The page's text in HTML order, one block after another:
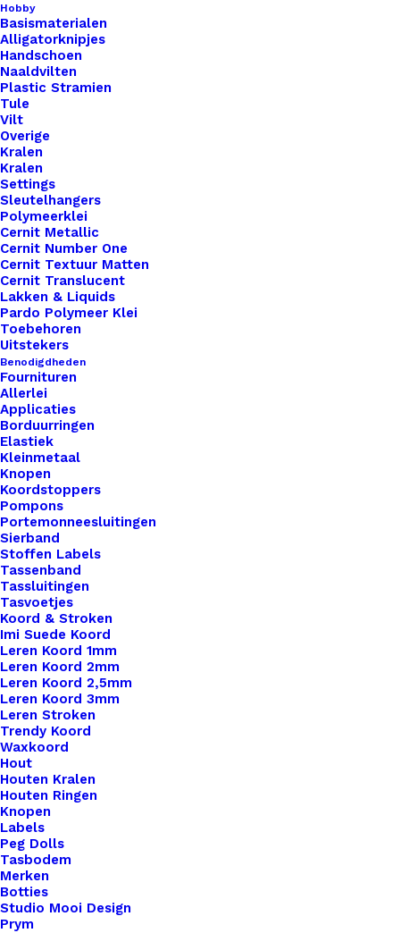
Hobby
Basismaterialen
Alligatorknipjes
Handschoen
Naaldvilten
Plastic Stramien
Tule
Vilt
Overige
Kralen
Kralen
Settings
Sleutelhangers
Polymeerklei
Cernit Metallic
Cernit Number One
Cernit Textuur Matten
Cernit Translucent
Lakken & Liquids
Pardo Polymeer Klei
Toebehoren
Uitstekers
Benodigdheden
Fournituren
Allerlei
Applicaties
Borduurringen
Elastiek
Kleinmetaal
Knopen
Koordstoppers
Pompons
Portemonneesluitingen
Sierband
Stoffen Labels
Tassenband
Tassluitingen
Tasvoetjes
Koord & Stroken
Imi Suede Koord
Leren Koord 1mm
Leren Koord 2mm
Leren Koord 2,5mm
Leren Koord 3mm
Leren Stroken
Trendy Koord
Waxkoord
Hout
Houten Kralen
Houten Ringen
Knopen
Labels
Peg Dolls
Tasbodem
Merken
Botties
Studio Mooi Design
Prym
Leren Label Tulpen
€1,00